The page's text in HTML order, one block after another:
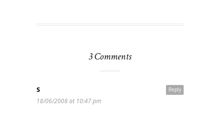
3 Comments
Reply
S
18/06/2008 at 10:47 pm